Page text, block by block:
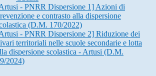
- PNRR Dispersione 1] Azioni di
e contrasto alla dispersione
(D.M. 170/2022)
- PNRR Dispersione 2] Riduzione dei
territoriali nelle scuole secondarie e lotta
dispersione scolastica - Artusi (D.M.
2024)